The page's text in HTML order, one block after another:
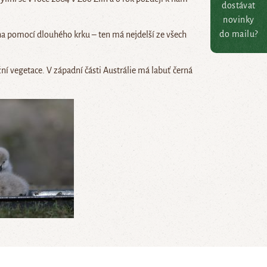
dostávat
novinky
do mailu?
pomocí dlouhého krku – ten má nejdelší ze všech
vegetace. V západní části Austrálie má labuť černá